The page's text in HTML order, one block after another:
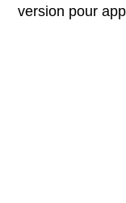
version pour